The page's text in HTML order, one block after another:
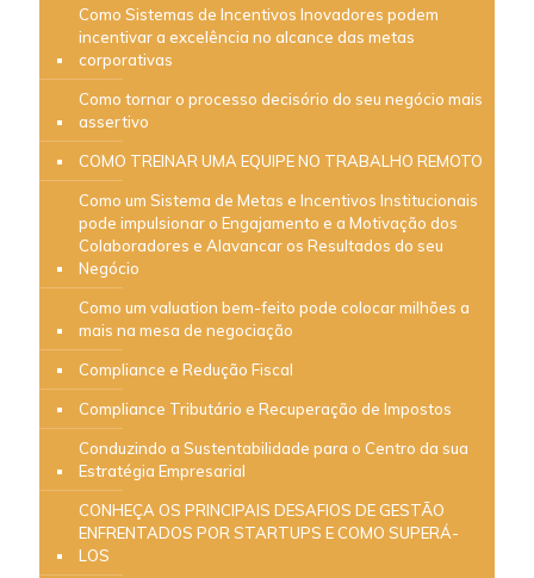
Como Sistemas de Incentivos Inovadores podem
incentivar a excelência no alcance das metas
corporativas
Como tornar o processo decisório do seu negócio mais
assertivo
COMO TREINAR UMA EQUIPE NO TRABALHO REMOTO
Como um Sistema de Metas e Incentivos Institucionais
pode impulsionar o Engajamento e a Motivação dos
Colaboradores e Alavancar os Resultados do seu
Negócio
Como um valuation bem-feito pode colocar milhões a
mais na mesa de negociação
Compliance e Redução Fiscal
Compliance Tributário e Recuperação de Impostos
Conduzindo a Sustentabilidade para o Centro da sua
Estratégia Empresarial
CONHEÇA OS PRINCIPAIS DESAFIOS DE GESTÃO
ENFRENTADOS POR STARTUPS E COMO SUPERÁ-
LOS